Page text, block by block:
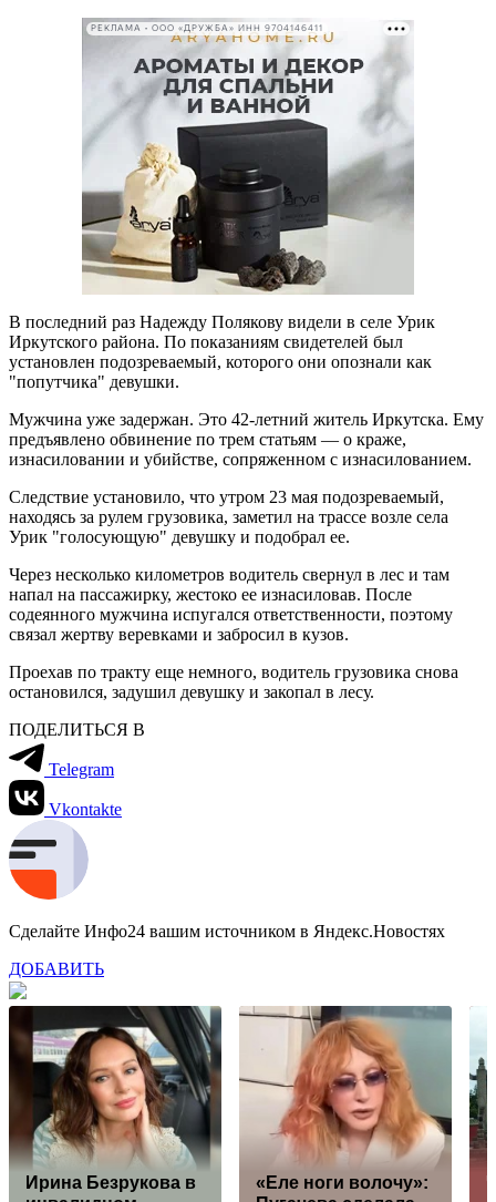
РЕКЛАМА • ООО «ДРУЖБА» ИНН 9704146411
В последний раз Надежду Полякову видели в селе Урик
Иркутского района. По показаниям свидетелей был
установлен подозреваемый, которого они опознали как
"попутчика" девушки.
Мужчина уже задержан. Это 42-летний житель Иркутска. Ему
предъявлено обвинение по трем статьям — о краже,
изнасиловании и убийстве, сопряженном с изнасилованием.
Следствие установило, что утром 23 мая подозреваемый,
находясь за рулем грузовика, заметил на трассе возле села
Урик "голосующую" девушку и подобрал ее.
Через несколько километров водитель свернул в лес и там
напал на пассажирку, жестоко ее изнасиловав. После
содеянного мужчина испугался ответственности, поэтому
связал жертву веревками и забросил в кузов.
Проехав по тракту еще немного, водитель грузовика снова
остановился, задушил девушку и закопал в лесу.
ПОДЕЛИТЬСЯ В
Telegram
Vkontakte
Сделайте Инфо24 вашим источником в Яндекс.Новостях
ДОБАВИТЬ
Ирина Безрукова в
«Еле ноги волочу»: